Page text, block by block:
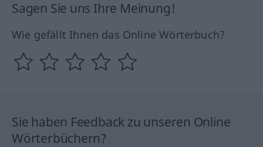
Sagen Sie uns Ihre Meinung!
Wie gefällt Ihnen das Online Wörterbuch?
Sie haben Feedback zu unseren Online
Wörterbüchern?